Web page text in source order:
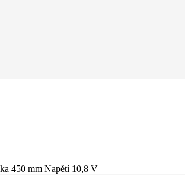
450 mm Napětí 10,8 V